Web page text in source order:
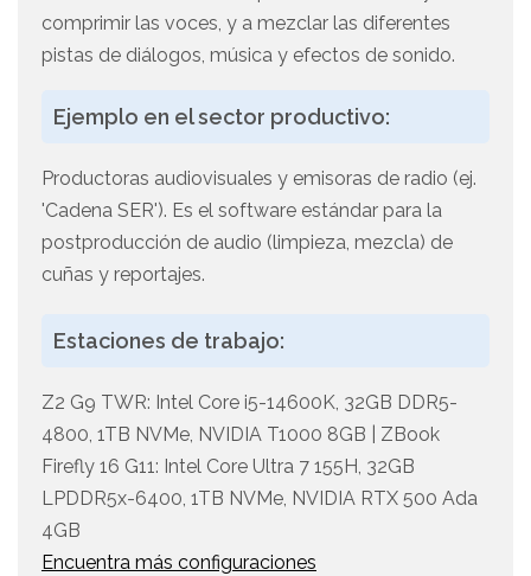
comprimir las voces, y a mezclar las diferentes
pistas de diálogos, música y efectos de sonido.
Ejemplo en el sector productivo:
Productoras audiovisuales y emisoras de radio (ej.
'Cadena SER'). Es el software estándar para la
postproducción de audio (limpieza, mezcla) de
cuñas y reportajes.
Estaciones de trabajo:
Z2 G9 TWR: Intel Core i5-14600K, 32GB DDR5-
4800, 1TB NVMe, NVIDIA T1000 8GB | ZBook
Firefly 16 G11: Intel Core Ultra 7 155H, 32GB
LPDDR5x-6400, 1TB NVMe, NVIDIA RTX 500 Ada
4GB
Encuentra más configuraciones